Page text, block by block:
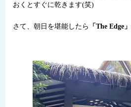
おくとすぐに乾きます(笑)
さて、朝日を堪能したら 「The Edge」